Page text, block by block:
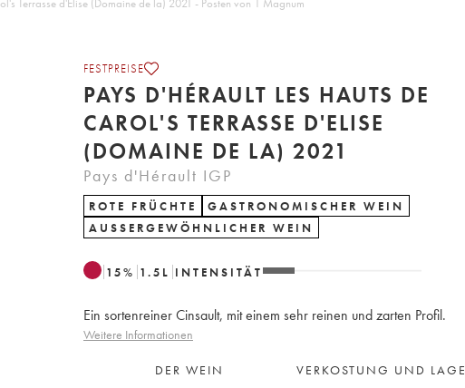
Pays d'Hérault Les Hauts de Carol's Terrasse d'Elise (Domaine de la) 2021 - Posten von 1 Magnum
FESTPREISE
PAYS D'HÉRAULT LES HAUTS DE
CAROL'S TERRASSE D'ELISE
(DOMAINE DE LA) 2021
Pays d'Hérault IGP
ROTE FRÜCHTE
GASTRONOMISCHER WEIN
AUSSERGEWÖHNLICHER WEIN
15% 1.5 L INTENSITÄT
Ein sortenreiner Cinsault, mit einem sehr reinen und zarten Profil.
Weitere Informationen
DER WEIN VERKOSTUNG UND